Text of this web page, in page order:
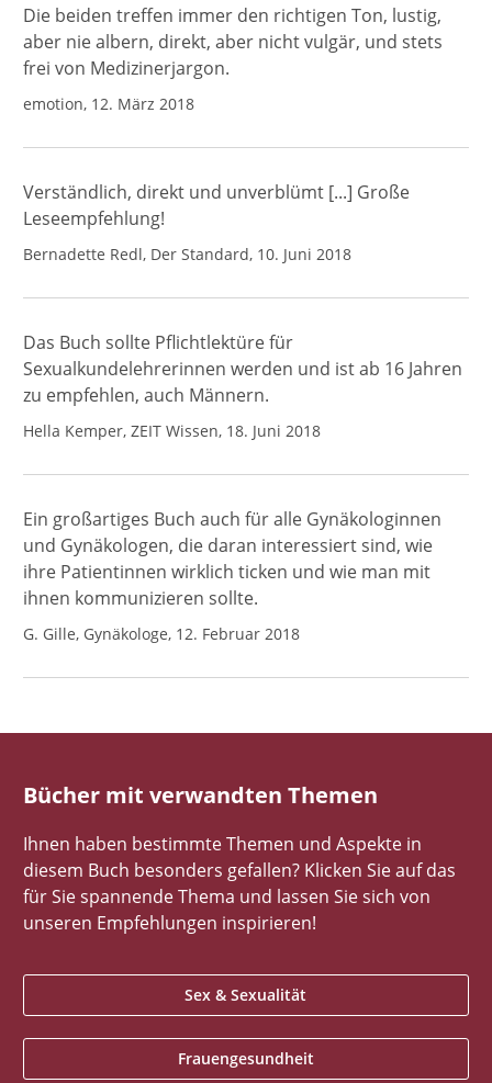
Die beiden treffen immer den richtigen Ton, lustig,
aber nie albern, direkt, aber nicht vulgär, und stets
frei von Medizinerjargon.
emotion, 12. März 2018
Verständlich, direkt und unverblümt [...] Große
Leseempfehlung!
Bernadette Redl, Der Standard, 10. Juni 2018
Das Buch sollte Pflichtlektüre für
Sexualkundelehrerinnen werden und ist ab 16 Jahren
zu empfehlen, auch Männern.
Hella Kemper, ZEIT Wissen, 18. Juni 2018
Ein großartiges Buch auch für alle Gynäkologinnen
und Gynäkologen, die daran interessiert sind, wie
ihre Patientinnen wirklich ticken und wie man mit
ihnen kommunizieren sollte.
G. Gille, Gynäkologe, 12. Februar 2018
Bücher mit verwandten Themen
Ihnen haben bestimmte Themen und Aspekte in
diesem Buch besonders gefallen? Klicken Sie auf das
für Sie spannende Thema und lassen Sie sich von
unseren Empfehlungen inspirieren!
Sex & Sexualität
Frauengesundheit